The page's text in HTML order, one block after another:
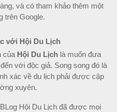
và có tham khảo thêm một
trên Google.
với Hội Du Lịch
của Hội Du Lịch là muốn đưa
với độc giả. Song song đó là
xác về du lịch phải được cập
xuyên.
Hội Du Lịch đã được mọi